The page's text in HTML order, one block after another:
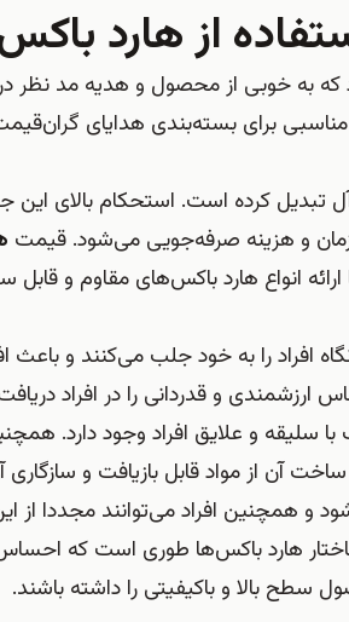
از هارد
که به خوبی از محصول و هدیه مد نظر
برای بسته‌بندی هدایای
تبدیل کرده است. استحکام بالای
زمان و هزینه صرفه‌جویی می‌شود. قیمت
ارائه انواع هارد باکس‌های مقاوم و
افراد را به خود جلب می‌کنند و
و قدردانی را در افراد
و علایق افراد وجود دارد.
آن از مواد قابل بازیافت و
و همچنین افراد می‌توانند مجددا از
هارد باکس‌ها طوری است که
بالا و باکیفیتی را داشته باشند.